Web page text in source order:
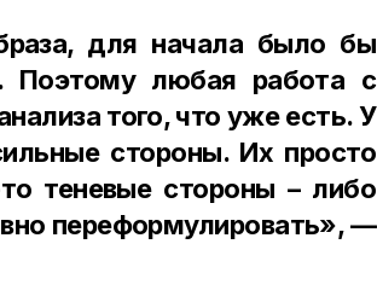
для начала было бы
Поэтому любая работа с
того, что уже есть. У
стороны. Их просто
теневые стороны – либо
переформулировать», —